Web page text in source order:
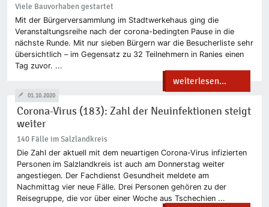
Viele Bauvorhaben gestartet
Mit der Bürgerversammlung im Stadtwerkehaus ging die
Veranstaltungsreihe nach der corona-bedingten Pause in die
nächste Runde. Mit nur sieben Bürgern war die Besucherliste sehr
übersichtlich – im Gegensatz zu 32 Teilnehmern in Ranies einen
Tag zuvor. ...
weiterlesen...
Corona-Virus (183): Zahl der Neuinfektionen steigt
weiter
140 Fälle im Salzlandkreis
Die Zahl der aktuell mit dem neuartigen Corona-Virus infizierten
Personen im Salzlandkreis ist auch am Donnerstag weiter
angestiegen. Der Fachdienst Gesundheit meldete am
Nachmittag vier neue Fälle. Drei Personen gehören zu der
Reisegruppe, die vor über einer Woche aus Tschechien ...
01.10.2020